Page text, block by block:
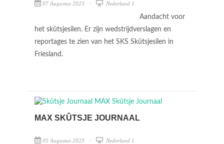
07 Augustus 2023 Nederland 1
Aandacht voor
het skûtsjesilen. Er zijn wedstrijdverslagen en
reportages te zien van het SKS Skûtsjesilen in
Friesland.
MAX SKÛTSJE JOURNAAL
05 Augustus 2023 Nederland 1